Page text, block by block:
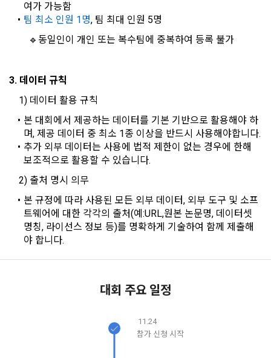
소셜 계정으로 로그인
아직 데이콘 계정이 없나요?
로그인 하시려면 아래 이메일로 인증이 필요합니다. 이메일을 다
데이콘 회원가입을 환영합니다. 메일 인증은 데이콘 회원가입
확인
제 3 조 (효력의 발생 및 변경)
본 약관은 온라인을 통하여 “회원”에게 공시함으로써 효력을 발
1. "회사"는 이 약관의 내용과 상호, 영업소 소재지, 대표자의 성
명, 사업자등록번호, 연락처 등을 "회원"이 알 수 있도록 초기 화
면에 게시하거나 기타의 방법으로 "회원"에게 공지해야 한다.
2. "회사"는 약관의규제등에관한법률, 전기통신기본법, 전기통
신사업법, 정보통신망이용촉진등에관한법률, 전자상거래 등에
서의 소비자보호에 관한 법률, 전자문서 및 전자거래기본법, 전
자금융거래법, 전자서명법, 소비자기본법, 개인정보보호법 등
“별도약관”)을 둘 수 있으며, 그 내용이 이 약관과 충돌하는 경우
“별도약관”이 우선하여 적용된다.
4. “회사”의 영업상 중요한 사유 또는 관계 법령에 의한 변경사
유가 있을 때, 약관을 변경할 수 있으며, 약관을 개정할 경우에는
적용일자 및 개정사유를 명시하여 현행 약관과 함께 “회사” 홈페
며, 정책 또한 개정될 시에는 적용일자와 개정사유를 명시하여
“회사” 홈페이지의 공지게시판에 그 적용일자 7일 이전부터 적
간의 상호 연락, 구매 및 요금 결제, 물품 및 증빙발송, 부정 이용
방지와 비인가 사용방지
맞춤 서비스 제공, 서비스 안내 및 이용권유, 서비스 개선 및 신
따른 광고, 이벤트 정보 및 참여기회 제공
4) 고용 및 취업동향 파악을 위한 통계학적 분석, 서비스 고도화
를 위한 데이터 분석
3. 수집하는 개인정보 항목 및 수집방법
가. 수집하는 개인정보의 항목
1) 회원가입 시 수집하는 항목
필수 항목 : 아이디, 비밀번호, 이름, 닉네임, 이메일
선택 항목 : 휴대폰번호, 생년월일, 국가, 직업
데이콘 내의 개별 서비스 이용, 상금 및 상품 지급 과정에서 해당
서비스의 이용자에 한해 추가 개인정보 수집이 발생할 수 있습
여가 가능함
팀 최소 인원 1명, 팀 최대 인원 5명
		🔹동일인이 개인 또는 복수팀에 중복하여 등록 불가
3. 데이터 규칙
	1) 데이터 활용 규칙
본 대회에서 제공하는 데이터를 기본 기반으로 활용해야 하
며, 제공 데이터 중 최소 1종 이상을 반드시 사용해야합니다.
추가 외부 데이터는 사용에 법적 제한이 없는 경우에 한해
보조적으로 활용할 수 있습니다.
	2) 출처 명시 의무
본 규정에 따라 사용된 모든 외부 데이터, 외부 도구 및 소프
트웨어에 대한 각각의 출처(예:URL,원본 논문명, 데이터셋
명칭, 라이선스 정보 등)를 명확하게 기술하여 함께 제출해
야 합니다.
대회 주요 일정
11.24
참가 신청 시작